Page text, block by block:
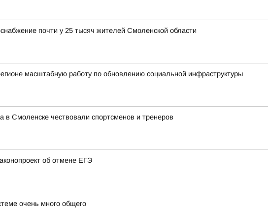
почти у 25 тысяч жителей Смоленской области
масштабную работу по обновлению социальной инфраструктуры
в Смоленске чествовали спортсменов и тренеров
об отмене ЕГЭ
очень много общего